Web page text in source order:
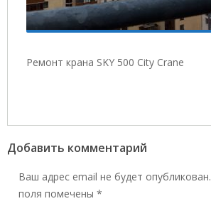
Ремонт крана SKY 500 City Crane
Добавить комментарий
Ваш адрес email не будет опубликован.
поля помечены *